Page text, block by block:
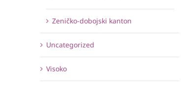
Zeničko-dobojski kanton
Uncategorized
Visoko